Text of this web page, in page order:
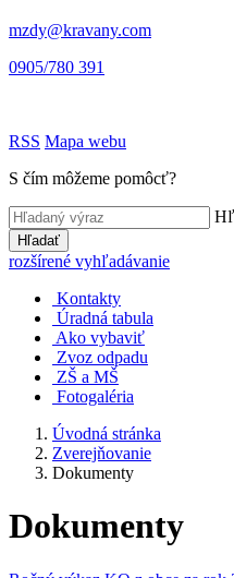
mzdy@kravany.com
0905/780 391
RSS Mapa webu
S čím môžeme pomôcť?
Hľadať
rozšírené vyhľadávanie
Kontakty
Úradná tabula
Ako vybaviť
Zvoz odpadu
ZŠ a MŠ
Fotogaléria
Úvodná stránka
Zverejňovanie
Dokumenty
Dokumenty